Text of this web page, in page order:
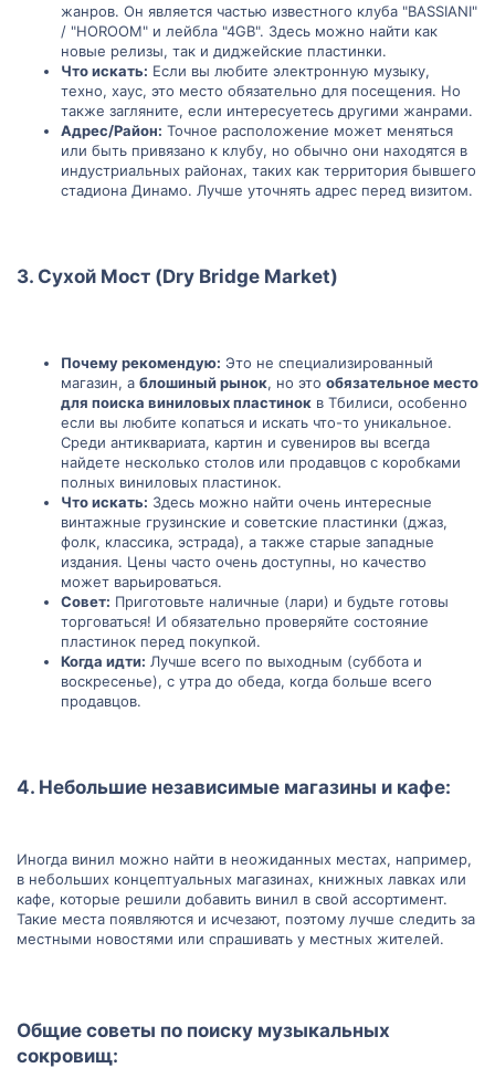
жанров. Он является частью известного клуба "BASSIANI"
/ "HOROOM" и лейбла "4GB". Здесь можно найти как
новые релизы, так и диджейские пластинки.
Что искать: Если вы любите электронную музыку,
техно, хаус, это место обязательно для посещения. Но
также загляните, если интересуетесь другими жанрами.
Адрес/Район: Точное расположение может меняться
или быть привязано к клубу, но обычно они находятся в
индустриальных районах, таких как территория бывшего
стадиона Динамо. Лучше уточнять адрес перед визитом.
3. Сухой Мост (Dry Bridge Market)
Почему рекомендую: Это не специализированный
магазин, а блошиный рынок, но это обязательное место
для поиска виниловых пластинок в Тбилиси, особенно
если вы любите копаться и искать что-то уникальное.
Среди антиквариата, картин и сувениров вы всегда
найдете несколько столов или продавцов с коробками
полных виниловых пластинок.
Что искать: Здесь можно найти очень интересные
винтажные грузинские и советские пластинки (джаз,
фолк, классика, эстрада), а также старые западные
издания. Цены часто очень доступны, но качество
может варьироваться.
Совет: Приготовьте наличные (лари) и будьте готовы
торговаться! И обязательно проверяйте состояние
пластинок перед покупкой.
Когда идти: Лучше всего по выходным (суббота и
воскресенье), с утра до обеда, когда больше всего
продавцов.
4. Небольшие независимые магазины и кафе:
Иногда винил можно найти в неожиданных местах, например,
в небольших концептуальных магазинах, книжных лавках или
кафе, которые решили добавить винил в свой ассортимент.
Такие места появляются и исчезают, поэтому лучше следить за
местными новостями или спрашивать у местных жителей.
Общие советы по поиску музыкальных
сокровищ:​